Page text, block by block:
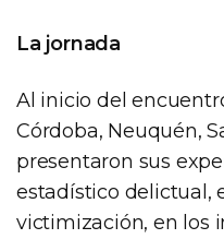
La jornada
Al inicio del
Córdoba, Neuquén,
presentaron sus
estadístico delictual,
victimización, en los